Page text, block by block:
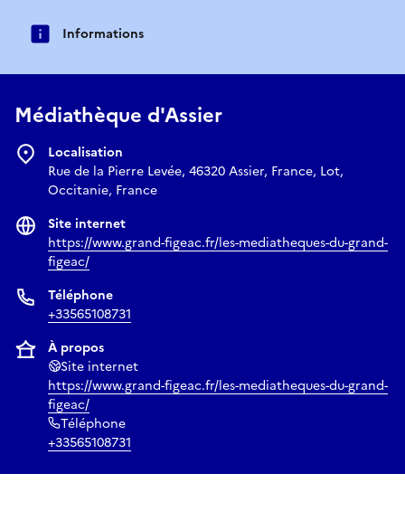
Informations
Médiathèque d'Assier
Localisation
Rue de la Pierre Levée, 46320 Assier, France, Lot,
Occitanie, France
Site internet
https://www.grand-figeac.fr/les-mediatheques-du-grand-
figeac/
Téléphone
+33565108731
À propos
Site internet
https://www.grand-figeac.fr/les-mediatheques-du-grand-
figeac/
Téléphone
+33565108731